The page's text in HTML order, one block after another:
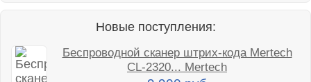
Новые поступления:
Беспроводной сканер штрих-кода Mertech
CL-2320... Mertech